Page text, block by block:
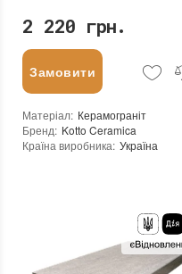
2 220 грн.
Замовити
Матеріал: Керамограніт
Бренд: Kotto Ceramica
Країна виробника: Україна